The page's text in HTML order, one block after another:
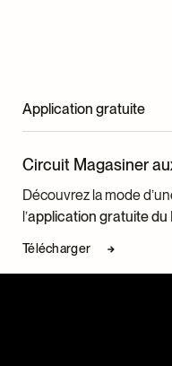
Application gratuite
Circuit Magasiner
Découvrez la mode
l’application gratuite
Télécharger